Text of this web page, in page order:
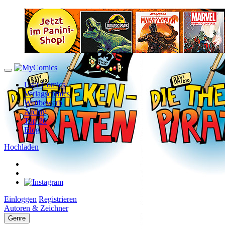
User Comics
Verlagscomics
Wettbewerb
Archiv
Top 20
Blog
Hochladen
Einloggen Registrieren
Autoren & Zeichner
Genre